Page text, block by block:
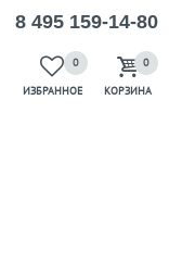
8 495 159-14-80
ИЗБРАННОЕ
0
КОРЗИНА
0